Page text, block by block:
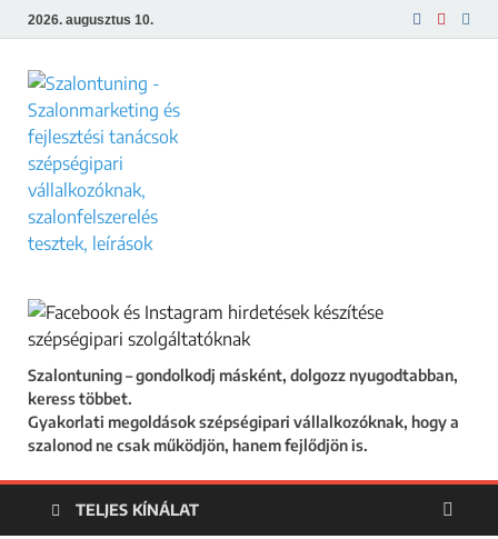
2026. augusztus 10.
Szalontuning – gondolkodj másként, dolgozz nyugodtabban,
keress többet.
Gyakorlati megoldások szépségipari vállalkozóknak, hogy a
szalonod ne csak működjön, hanem fejlődjön is.
TELJES KÍNÁLAT